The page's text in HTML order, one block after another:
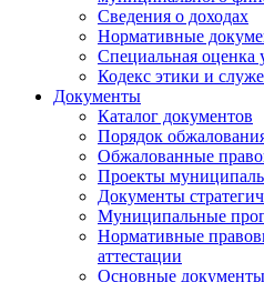
Сведения о доходах
Нормативные
Специальная оценка
Кодекс этики и
Документы
Каталог документов
Порядок
Обжалованные
Проекты
Документы
Муниципальные
Нормативные
аттестации
Основные документы